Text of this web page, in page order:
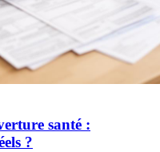
santé :
?